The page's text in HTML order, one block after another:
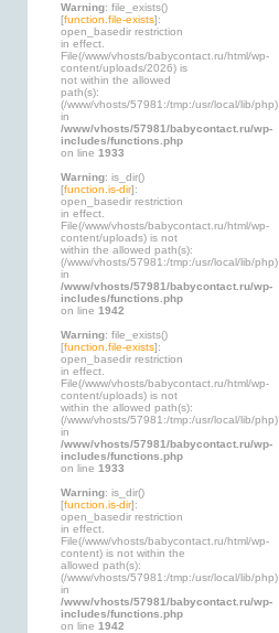
Warning: file_exists()
[function.file-exists]:
open_basedir restriction
in effect.
File(/www/vhosts/babycontact.ru/html/wp-
content/uploads/2026) is
not within the allowed
path(s):
(/www/vhosts/57981:/tmp:/usr/local/lib/php)
in
/www/vhosts/57981/babycontact.ru/wp-
includes/functions.php
on line 1933
Warning: is_dir()
[function.is-dir]:
open_basedir restriction
in effect.
File(/www/vhosts/babycontact.ru/html/wp-
content/uploads) is not
within the allowed path(s):
(/www/vhosts/57981:/tmp:/usr/local/lib/php)
in
/www/vhosts/57981/babycontact.ru/wp-
includes/functions.php
on line 1942
Warning: file_exists()
[function.file-exists]:
open_basedir restriction
in effect.
File(/www/vhosts/babycontact.ru/html/wp-
content/uploads) is not
within the allowed path(s):
(/www/vhosts/57981:/tmp:/usr/local/lib/php)
in
/www/vhosts/57981/babycontact.ru/wp-
includes/functions.php
on line 1933
Warning: is_dir()
[function.is-dir]:
open_basedir restriction
in effect.
File(/www/vhosts/babycontact.ru/html/wp-
content) is not within the
allowed path(s):
(/www/vhosts/57981:/tmp:/usr/local/lib/php)
in
/www/vhosts/57981/babycontact.ru/wp-
includes/functions.php
on line 1942